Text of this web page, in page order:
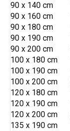
90 x 140 cm
90 x 160 cm
90 x 180 cm
90 x 190 cm
90 x 200 cm
100 x 180 cm
100 x 190 cm
100 x 200 cm
120 x 180 cm
120 x 190 cm
120 x 200 cm
135 x 190 cm